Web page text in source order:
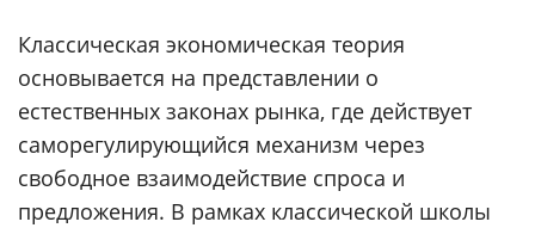
Классическая экономическая теория
основывается на представлении о
естественных законах рынка, где действует
саморегулирующийся механизм через
свободное взаимодействие спроса и
предложения. В рамках классической школы